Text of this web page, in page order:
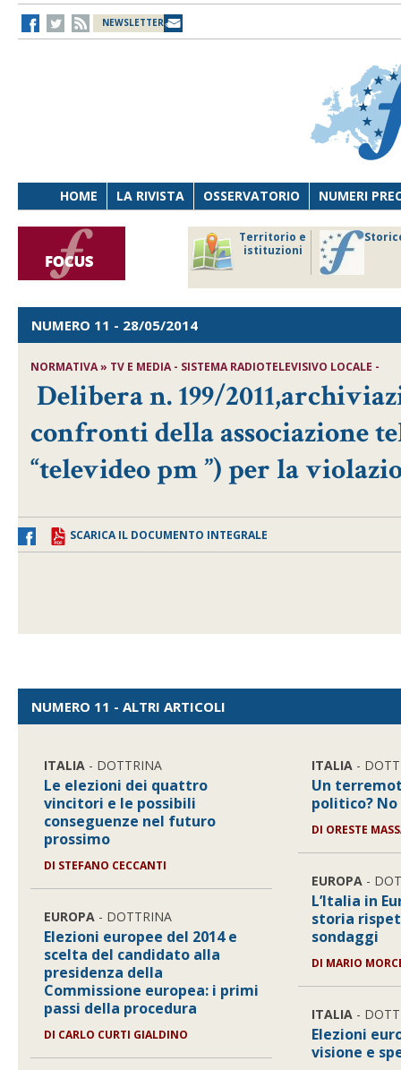
NEWSLETTER
HOME LA RIVISTA OSSERVATORIO NUMERI
Territorio e
istituzioni
NUMERO 11 - 28/05/2014
NORMATIVA » TV E MEDIA - SISTEMA RADIOTELEVISIVO LOCALE -
Delibera n. 199/
confronti della associazione
“televideo pm ”) per la
SCARICA IL DOCUMENTO INTEGRALE
NUMERO 11 - ALTRI ARTICOLI
ITALIA - DOTTRINA
Le elezioni dei quattro
vincitori e le possibili
conseguenze nel futuro
prossimo
DI STEFANO CECCANTI
EUROPA - DOTTRINA
Elezioni europee del 2014 e
scelta del candidato alla
presidenza della
Commissione europea: i primi
passi della procedura
DI CARLO CURTI GIALDINO
ITALIA -
Un
politico? No
DI ORESTE
EUROPA -
L’Italia in
storia
sondaggi
DI MARIO
ITALIA -
Elezioni
visione e